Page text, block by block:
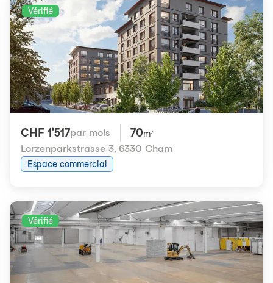
Vérifié
CHF 1'517par mois 70m²
Lorzenparkstrasse 3, 6330 Cham
Espace commercial
Vérifié